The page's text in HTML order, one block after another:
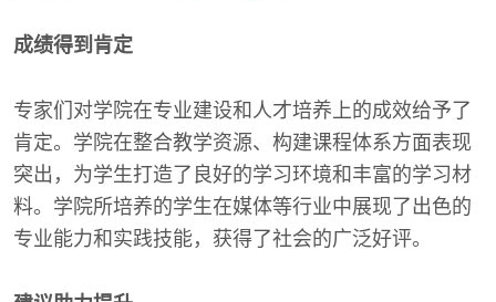
成绩得到肯定
专家们对学院在专业建设和人才培养上的成效给予了
肯定。学院在整合教学资源、构建课程体系方面表现
突出，为学生打造了良好的学习环境和丰富的学习材
料。学院所培养的学生在媒体等行业中展现了出色的
专业能力和实践技能，获得了社会的广泛好评。